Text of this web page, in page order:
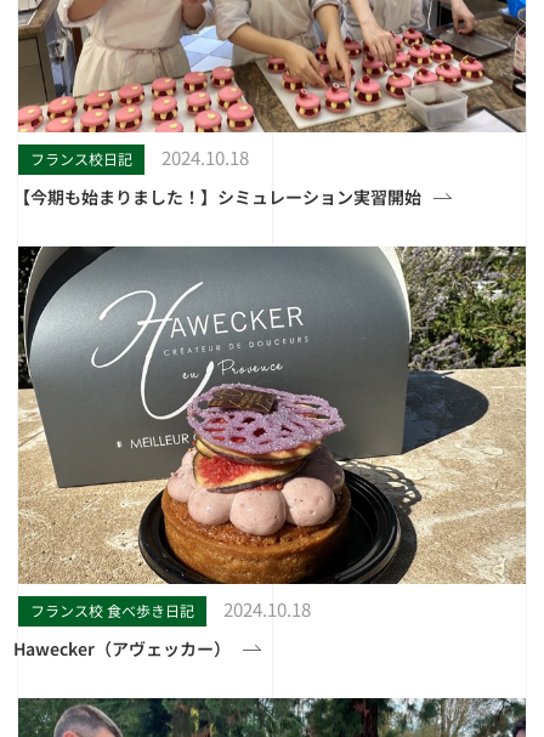
フランス校日記 2024.10.18
【今期も始まりました！】シミュレーション実習開始
フランス校 食べ歩き日記 2024.10.18
Hawecker（アヴェッカー）